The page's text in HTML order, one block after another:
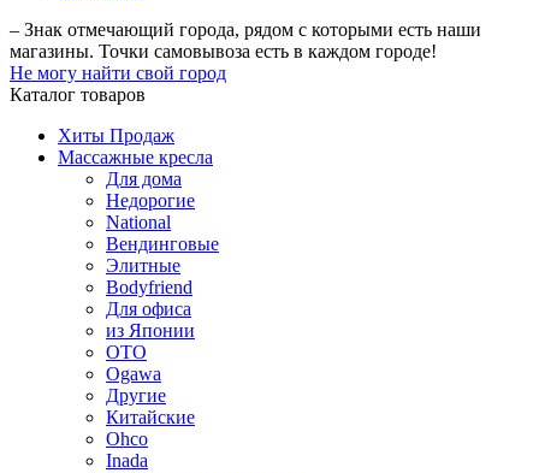
– Знак отмечающий города, рядом с которыми есть наши
магазины. Точки самовывоза есть в каждом городе!
Не могу найти свой город
Каталог товаров
Хиты Продаж
Массажные кресла
Для дома
Недорогие
National
Вендинговые
Элитные
Bodyfriend
Для офиса
из Японии
OTO
Ogawa
Другие
Китайские
Ohco
Inada